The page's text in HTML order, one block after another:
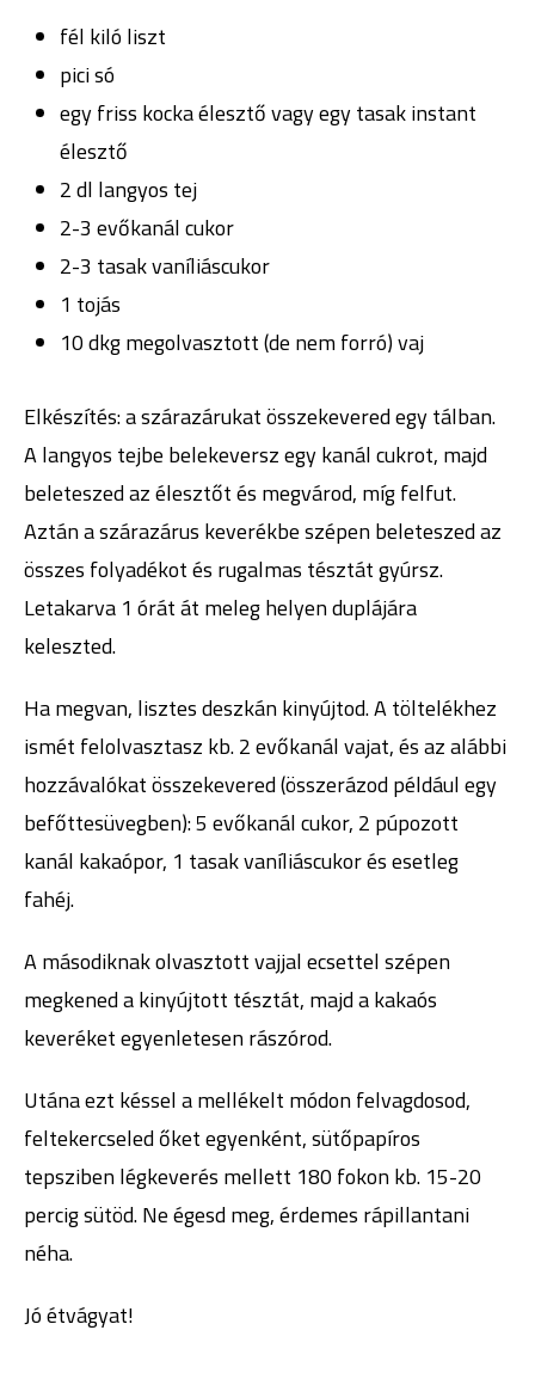
fél kiló liszt
pici só
egy friss kocka élesztő vagy egy tasak instant
élesztő
2 dl langyos tej
2-3 evőkanál cukor
2-3 tasak vaníliáscukor
1 tojás
10 dkg megolvasztott (de nem forró) vaj
Elkészítés: a szárazárukat összekevered egy tálban.
A langyos tejbe belekeversz egy kanál cukrot, majd
beleteszed az élesztőt és megvárod, míg felfut.
Aztán a szárazárus keverékbe szépen beleteszed az
összes folyadékot és rugalmas tésztát gyúrsz.
Letakarva 1 órát át meleg helyen duplájára
keleszted.
Ha megvan, lisztes deszkán kinyújtod. A töltelékhez
ismét felolvasztasz kb. 2 evőkanál vajat, és az alábbi
hozzávalókat összekevered (összerázod például egy
befőttesüvegben): 5 evőkanál cukor, 2 púpozott
kanál kakaópor, 1 tasak vaníliáscukor és esetleg
fahéj.
A másodiknak olvasztott vajjal ecsettel szépen
megkened a kinyújtott tésztát, majd a kakaós
keveréket egyenletesen rászórod.
Utána ezt késsel a mellékelt módon felvagdosod,
feltekercseled őket egyenként, sütőpapíros
tepsziben légkeverés mellett 180 fokon kb. 15-20
percig sütöd. Ne égesd meg, érdemes rápillantani
néha.
Jó étvágyat!